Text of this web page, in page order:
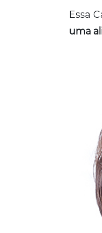
Essa
uma